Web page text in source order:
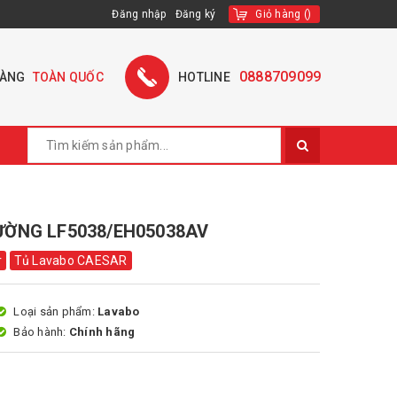
Đăng nhập Đăng ký Giỏ hàng ()
TOÀN QUỐC HOTLINE 0888709099
LF5038/EH05038AV
Tủ Lavabo CAESAR
Loại sản phẩm: Lavabo
Bảo hành: Chính hãng